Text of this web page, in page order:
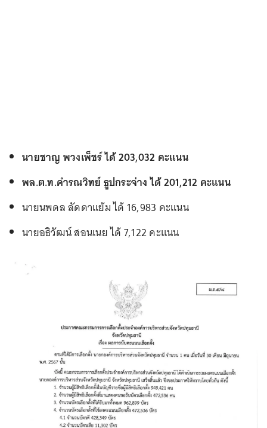
นายชาญ พวงเพ็ชร์ ได้ 203,032 คะแนน
พล.ต.ท.คำรณวิทย์ ธูปกระจ่าง ได้ 201,212 คะแนน
นายนพดล ลัดดาแย้ม ได้ 16,983 คะแนน
นายอธิวัฒน์ สอนเนย ได้ 7,122 คะแนน